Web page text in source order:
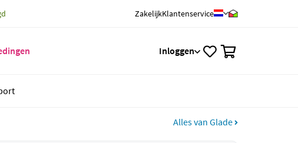
ZakelijkKlantenservice
Inloggen
Alles van Glade